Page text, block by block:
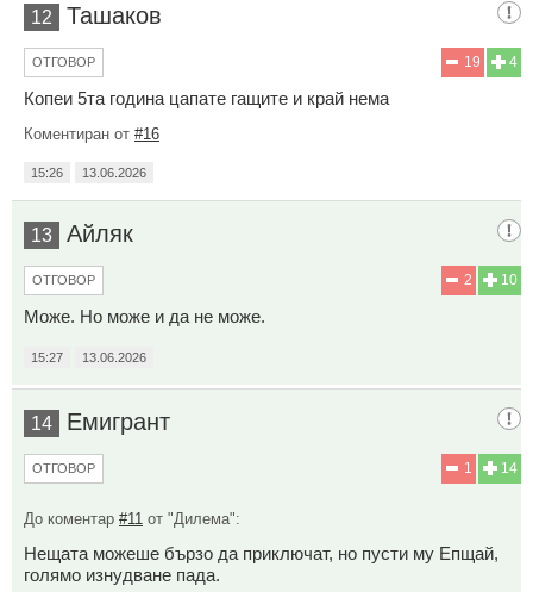
12 Ташаков
4
19
ОТГОВОР
Копеи 5та година цапате гащите и край нема
Коментиран от #16
15:26 13.06.2026
13 Айляк
10
2
ОТГОВОР
Може. Но може и да не може.
15:27 13.06.2026
14 Емигрант
14
1
ОТГОВОР
До коментар #11 от "Дилема":
Нещата можеше бързо да приключат, но пусти му Епщай,
голямо изнудване пада.